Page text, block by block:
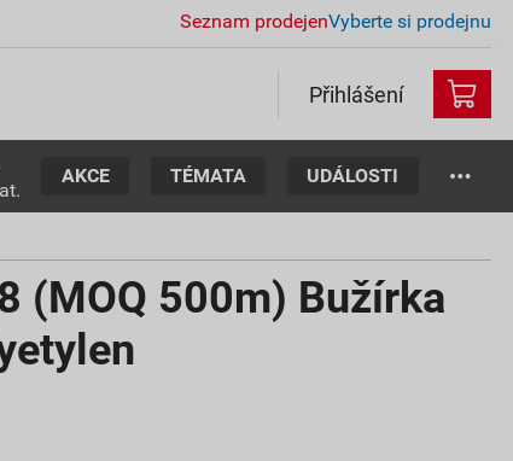
Seznam prodejenVyberte si prodejnu
Přihlášení
AKCE TÉMATA UDÁLOSTI
(MOQ 500m) Bužírka